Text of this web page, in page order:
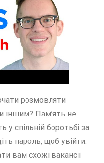
розмовляти
іншим? Пам’ять не
у спільній боротьбі за
пароль, щоб увійти.
вам схожі вакансії